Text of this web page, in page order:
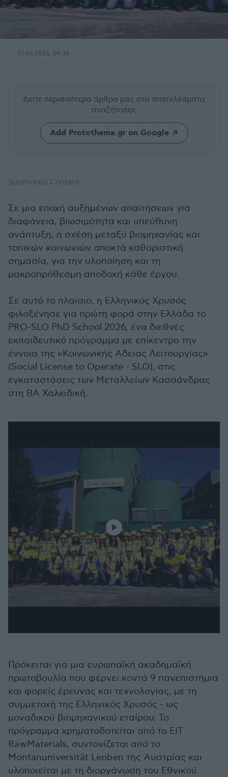
01.06.2026, 09:36
Δείτε περισσότερα άρθρα μας στα αποτελέσματα
αναζήτησης
Add Protothema.gr on Google
Sponsored Content
Σε μια εποχή αυξημένων απαιτήσεων για
διαφάνεια, βιωσιμότητα και υπεύθυνη
ανάπτυξη, η σχέση μεταξύ βιομηχανίας και
τοπικών κοινωνιών αποκτά καθοριστική
σημασία, για την υλοποίηση και τη
μακροπρόθεσμη αποδοχή κάθε έργου.
Σε αυτό το πλαίσιο, η Ελληνικός Χρυσός
φιλοξένησε για πρώτη φορά στην Ελλάδα το
PRO-SLO PhD School 2026, ένα διεθνές
εκπαιδευτικό πρόγραμμα με επίκεντρο την
έννοια της «Κοινωνικής Άδειας Λειτουργίας»
(Social License to Operate - SLO), στις
εγκαταστάσεις των Μεταλλείων Κασσάνδρας
στη ΒΑ Χαλκιδική.
Πρόκειται για μια ευρωπαϊκή ακαδημαϊκή
πρωτοβουλία που φέρνει κοντά 9 πανεπιστήμια
και φορείς έρευνας και τεχνολογίας, με τη
συμμετοχή της Ελληνικός Χρυσός - ως
μοναδικού βιομηχανικού εταίρου. Το
πρόγραμμα χρηματοδοτείται από το EIT
RawMaterials, συντονίζεται από το
Montanuniversität Leoben της Αυστρίας και
υλοποιείται με τη διοργάνωση του Εθνικού